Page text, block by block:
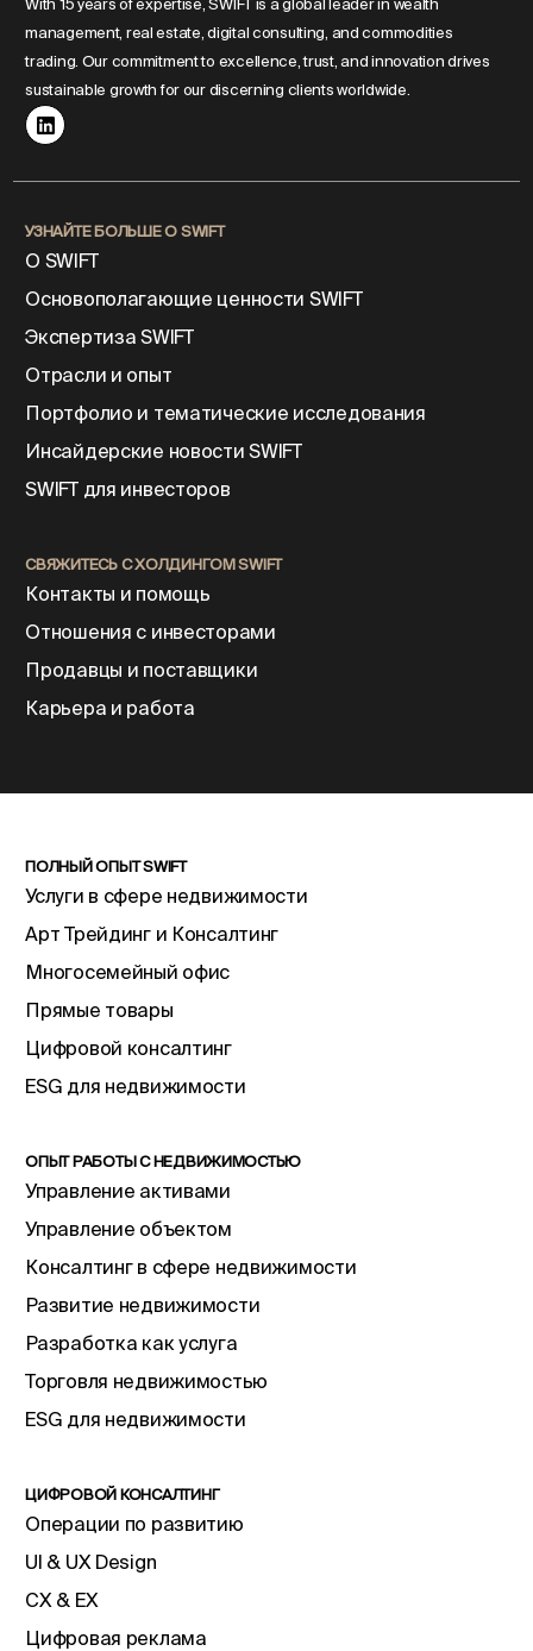
With 15 years of expertise, SWIFT is a global leader in wealth
management, real estate, digital consulting, and commodities
trading. Our commitment to excellence, trust, and innovation drives
sustainable growth for our discerning clients worldwide.
УЗНАЙТЕ БОЛЬШЕ О SWIFT
О SWIFT
Основополагающие ценности SWIFT
Экспертиза SWIFT
Отрасли и опыт
Портфолио и тематические исследования
Инсайдерские новости SWIFT
SWIFT для инвесторов
СВЯЖИТЕСЬ С ХОЛДИНГОМ SWIFT
Контакты и помощь
Отношения с инвесторами
Продавцы и поставщики
Карьера и работа
ПОЛНЫЙ ОПЫТ SWIFT
Услуги в сфере недвижимости
Арт Трейдинг и Консалтинг
Многосемейный офис
Прямые товары
Цифровой консалтинг
ESG для недвижимости
ОПЫТ РАБОТЫ С НЕДВИЖИМОСТЬЮ
Управление активами
Управление объектом
Консалтинг в сфере недвижимости
Развитие недвижимости
Разработка как услуга
Торговля недвижимостью
ESG для недвижимости
ЦИФРОВОЙ КОНСАЛТИНГ
Операции по развитию
UI & UX Design
CX & EX
Цифровая реклама